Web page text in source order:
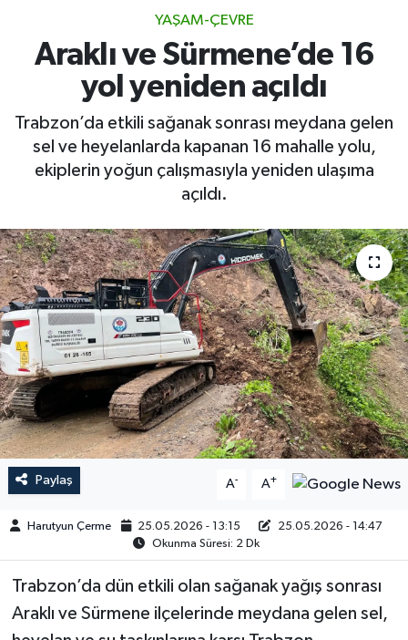
YAŞAM-ÇEVRE
Araklı ve Sürmene’de 16
yol yeniden açıldı
Trabzon’da etkili sağanak sonrası meydana gelen
sel ve heyelanlarda kapanan 16 mahalle yolu,
ekiplerin yoğun çalışmasıyla yeniden ulaşıma
açıldı.
Paylaş A- A+
Harutyun Çerme 25.05.2026 - 13:15
25.05.2026 - 14:47
Okunma Süresi: 2 Dk
Trabzon’da dün etkili olan sağanak yağış sonrası
Araklı ve Sürmene ilçelerinde meydana gelen sel,